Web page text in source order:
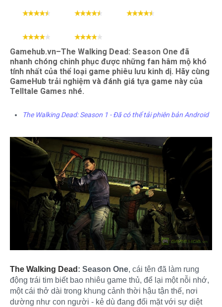
Gamehub.vn–The Walking Dead: Season One đã
nhanh chóng chinh phục được những fan hâm mộ khó
tính nhất của thể loại game phiêu lưu kinh dị. Hãy cùng
GameHub trải nghiệm và đánh giá tựa game này của
Telltale Games nhé.
The Walking Dead: Season 1 - Đã có thể tải phiên bản Android
The Walking Dead : Season One, cái tên đã làm rung
động trái tim biết bao nhiêu game thủ, để lại một nỗi nhớ,
một cái thở dài trong khung cảnh thời hậu tận thế, nơi
dường như con người - kẻ dù đang đối mặt với sự diệt